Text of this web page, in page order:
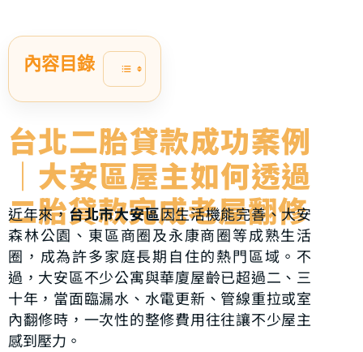
內容目錄
台北二胎貸款成功案例
｜大安區屋主如何透過
二胎貸款完成老屋翻修
近年來，台北市大安區因生活機能完善、大安
森林公園、東區商圈及永康商圈等成熟生活
圈，成為許多家庭長期自住的熱門區域。不
過，大安區不少公寓與華廈屋齡已超過二、三
十年，當面臨漏水、水電更新、管線重拉或室
內翻修時，一次性的整修費用往往讓不少屋主
感到壓力。